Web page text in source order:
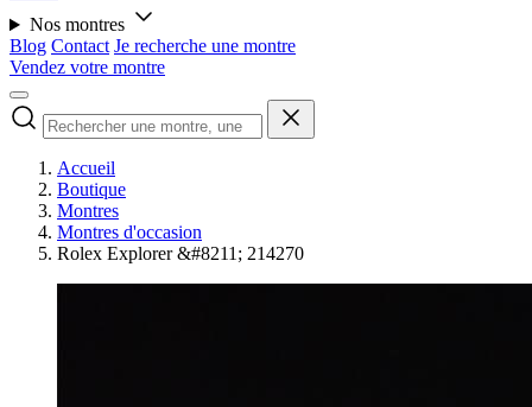
Nos montres
Blog Contact Je recherche une montre
Vendez votre montre
Accueil
Boutique
Montres
Montres d'occasion
Rolex Explorer &#8211; 214270